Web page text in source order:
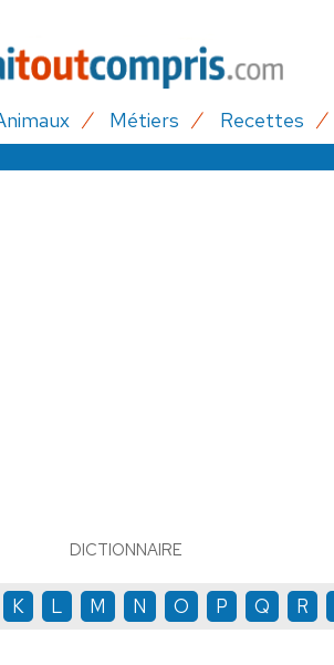
Métiers Recettes
DICTIONNAIRE
K L M N O P Q R